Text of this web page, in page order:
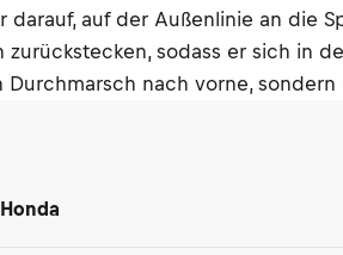
auf der Außenlinie an die
sodass er sich in
nach vorne,